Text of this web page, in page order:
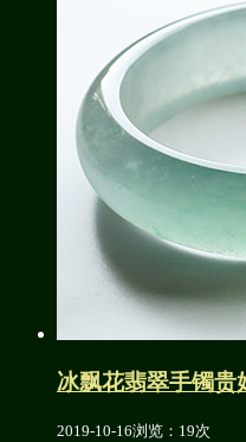
冰飘花翡翠手镯贵
2019-10-16浏览：19次